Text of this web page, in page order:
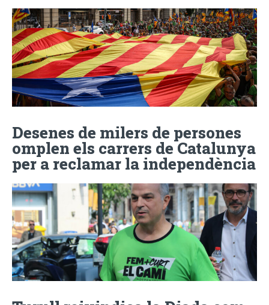
Desenes de milers de persones
omplen els carrers de Catalunya
per a reclamar la independència